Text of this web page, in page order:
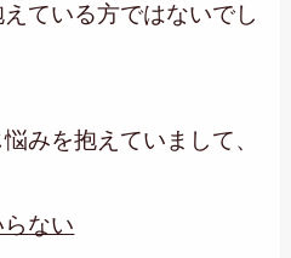
ている方ではないでし
みを抱えていまして、
ない